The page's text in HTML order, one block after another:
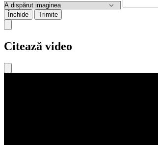
Închide Trimite
Citează video